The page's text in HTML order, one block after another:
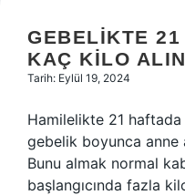
GEBELIKTE 21
KAÇ KILO
Tarih: Eylül 19, 2024
Hamilelikte 21 haftada
gebelik boyunca anne
Bunu almak normal
başlangıcında fazla